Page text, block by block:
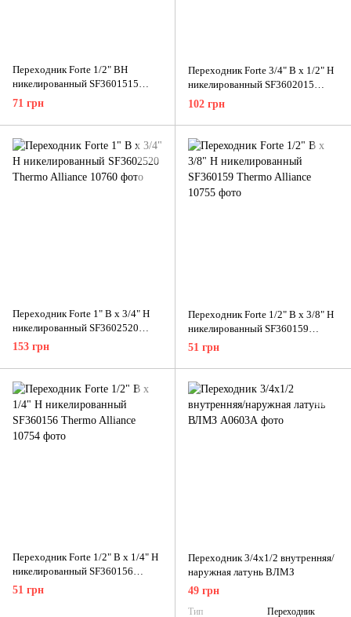
Переходник Forte 1/2" ВН
никелированный SF3601515
Thermo Alliance
71 грн
Переходник Forte 3/4" В x 1/2" Н
никелированный SF3602015
Thermo Alliance
102 грн
Переходник Forte 1" В х 3/4" Н
никелированный SF3602520
Thermo Alliance
153 грн
Переходник Forte 1/2" В x 3/8" Н
никелированный SF360159
Thermo Alliance
51 грн
Переходник Forte 1/2" В х 1/4" Н
никелированный SF360156
Thermo Alliance
51 грн
Переходник 3/4х1/2 внутренняя/
наружная латунь ВЛМЗ
49 грн
Тип Переходник